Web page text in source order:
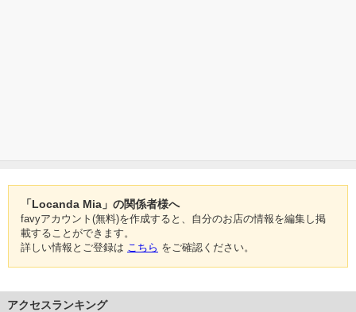
「Locanda Mia」の関係者様へ
favyアカウント(無料)を作成すると、自分のお店の情報を編集し掲
載することができます。
詳しい情報とご登録は こちら をご確認ください。
アクセスランキング